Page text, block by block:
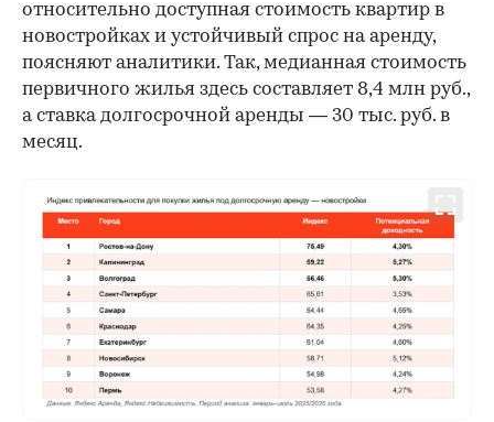
относительно доступная стоимость квартир в
новостройках и устойчивый спрос на аренду,
поясняют аналитики. Так, медианная стоимость
первичного жилья здесь составляет 8,4 млн руб.,
а ставка долгосрочной аренды — 30 тыс. руб. в
месяц.